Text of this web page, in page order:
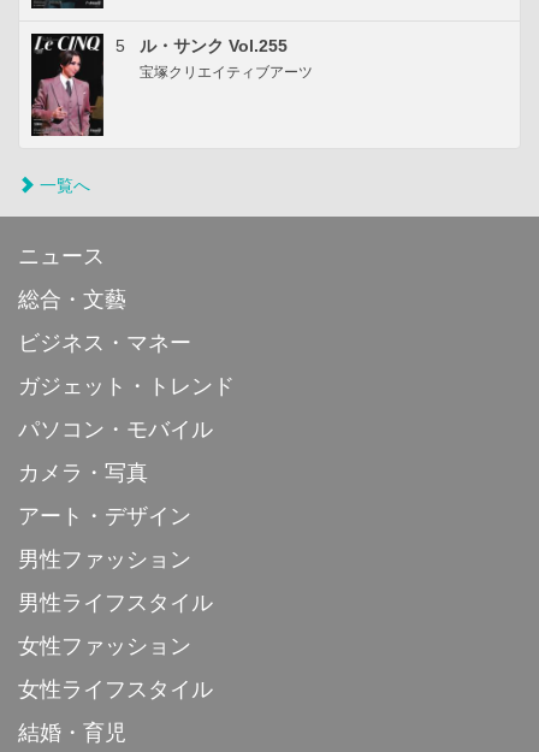
5 ル・サンク Vol.255
宝塚クリエイティブアーツ
一覧へ
ニュース
総合・文藝
ビジネス・マネー
ガジェット・トレンド
パソコン・モバイル
カメラ・写真
アート・デザイン
男性ファッション
男性ライフスタイル
女性ファッション
女性ライフスタイル
結婚・育児